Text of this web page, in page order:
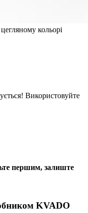
кольорі
Використовуйте
першим, залиште
KVADO